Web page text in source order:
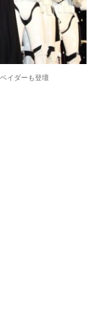
イダーも登壇